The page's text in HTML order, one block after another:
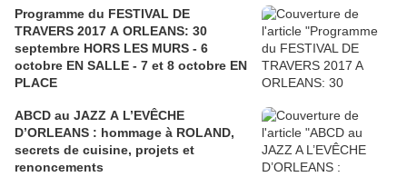
Programme du FESTIVAL DE
TRAVERS 2017 A ORLEANS: 30
septembre HORS LES MURS - 6
octobre EN SALLE - 7 et 8 octobre EN
PLACE
ABCD au JAZZ A L’EVÊCHE
D’ORLEANS : hommage à ROLAND,
secrets de cuisine, projets et
renoncements